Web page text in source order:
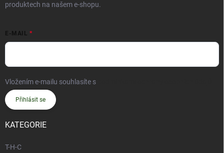
produktech na našem e-shopu.
E-MAIL
Vložením e-mailu souhlasíte s
Přihlásit se
KATEGORIE
T-H-C